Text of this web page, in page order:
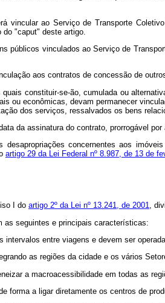
vincular ao Serviço de Transporte
"caput" deste artigo.
públicos vinculados ao Serviço de
aos contratos de concessão de
constituir-se-ão, cumulada ou
ou econômicas, devam permanecer
dos serviços, ressalvados os bens
da assinatura do contrato, prorrogável
concernentes aos
artigo 29 da Lei Federal nº 8.987, de 13 de
I do artigo 2º da Lei nº 13.241, de 2001,
as seguintes e principais características:
intervalos entre viagens e devem ser
as regiões da cidade e os vários
a macroacessibilidade em todas as
forma a ligar diretamente os centros de